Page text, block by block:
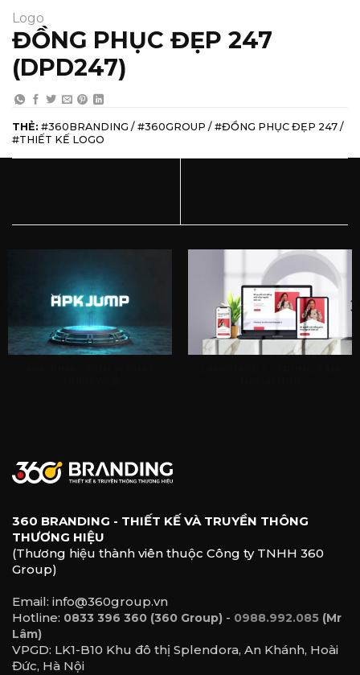
Logo
ĐỒNG PHỤC ĐẸP 247
(DPD247)
THẺ: #360BRANDING / #360GROUP / #ĐỒNG PHỤC ĐẸP 247 /
#THIẾT KẾ LOGO
360 BRANDING - THIẾT KẾ VÀ TRUYỀN THÔNG
THƯƠNG HIỆU
(Thương hiệu thành viên thuộc Công ty TNHH 360
Group)
Email: info@360group.vn
Hotline: 0833 396 360 (360 Group) - 0988.992.085 (Mr
Lâm)
VPGD: LK1-B10 Khu đô thị Splendora, An Khánh, Hoài
Đức, Hà Nội